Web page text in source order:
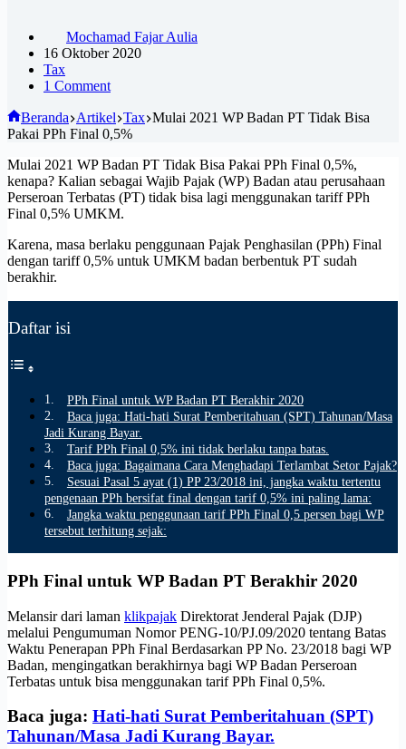
Mochamad Fajar Aulia
16 Oktober 2020
Tax
1 Comment
Beranda Artikel Tax Mulai 2021 WP Badan PT Tidak Bisa
Pakai PPh Final 0,5%
Mulai 2021 WP Badan PT Tidak Bisa Pakai PPh Final 0,5%,
kenapa? Kalian sebagai Wajib Pajak (WP) Badan atau perusahaan
Perseroan Terbatas (PT) tidak bisa lagi menggunakan tariff PPh
Final 0,5% UMKM.
Karena, masa berlaku penggunaan Pajak Penghasilan (PPh) Final
dengan tariff 0,5% untuk UMKM badan berbentuk PT sudah
berakhir.
Daftar isi
PPh Final untuk WP Badan PT Berakhir 2020
Baca juga: Hati-hati Surat Pemberitahuan (SPT) Tahunan/Masa
Jadi Kurang Bayar.
Tarif PPh Final 0,5% ini tidak berlaku tanpa batas.
Baca juga: Bagaimana Cara Menghadapi Terlambat Setor Pajak?
Sesuai Pasal 5 ayat (1) PP 23/2018 ini, jangka waktu tertentu
pengenaan PPh bersifat final dengan tarif 0,5% ini paling lama:
Jangka waktu penggunaan tarif PPh Final 0,5 persen bagi WP
tersebut terhitung sejak:
PPh Final untuk WP Badan PT Berakhir 2020
Melansir dari laman klikpajak Direktorat Jenderal Pajak (DJP)
melalui Pengumuman Nomor PENG-10/PJ.09/2020 tentang Batas
Waktu Penerapan PPh Final Berdasarkan PP No. 23/2018 bagi WP
Badan, mengingatkan berakhirnya bagi WP Badan Perseroan
Terbatas untuk bisa menggunakan tarif PPh Final 0,5%.
Baca juga: Hati-hati Surat Pemberitahuan (SPT)
Tahunan/Masa Jadi Kurang Bayar.